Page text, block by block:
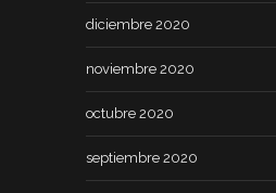
diciembre 2020
noviembre 2020
octubre 2020
septiembre 2020